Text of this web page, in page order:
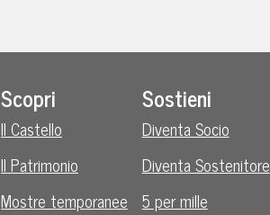
Scopri
Il Castello
Il Patrimonio
Mostre temporanee
Sostieni
Diventa Socio
Diventa Sostenitore
5 per mille